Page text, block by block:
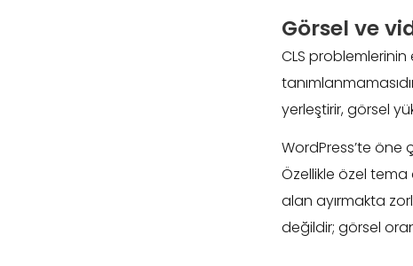
Görsel ve
CLS
yerleştirir, görsel
WordPress’te öne
Özellikle özel
alan ayırmakta
değildir; görsel